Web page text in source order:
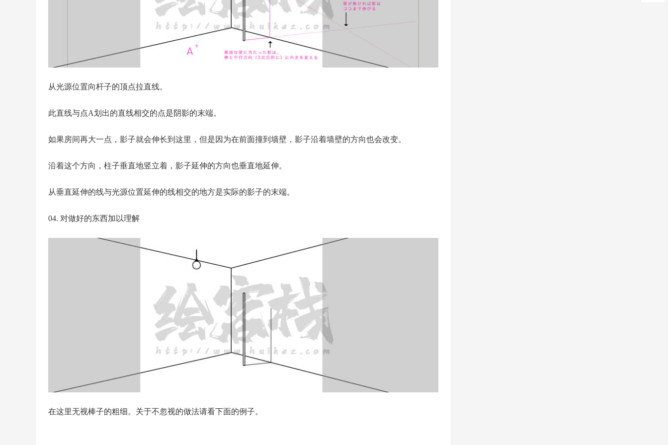
从光源位置向杆子的顶点拉直线。
此直线与点A划出的直线相交的点是阴影的末端。
如果房间再大一点，影子就会伸长到这里，但是因为在前面撞到墙壁，影子沿着墙壁的方向也会改变。
沿着这个方向，柱子垂直地竖立着，影子延伸的方向也垂直地延伸。
从垂直延伸的线与光源位置延伸的线相交的地方是实际的影子的末端。
04. 对做好的东西加以理解
在这里无视棒子的粗细。关于不忽视的做法请看下面的例子。